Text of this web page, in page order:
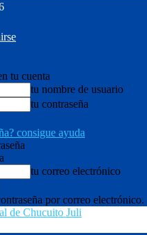
tu cuenta
tu nombre de usuario
tu contraseña
consigue ayuda
tu correo electrónico
por correo electrónico.
de Chucuito Juli